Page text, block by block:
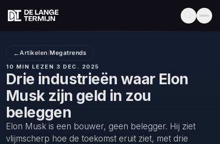
←Artikelen/Megatrends
10 MIN LEZEN ·3 DEC. 2025
Drie industrieën waar Elon
Musk zijn geld in zou
beleggen
Elon Musk is een bouwer, geen belegger. Hij ziet
vlijmscherp hoe de toekomst eruit ziet, met drie